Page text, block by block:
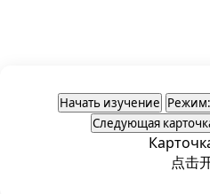
Начать изучение
Следующая
点击